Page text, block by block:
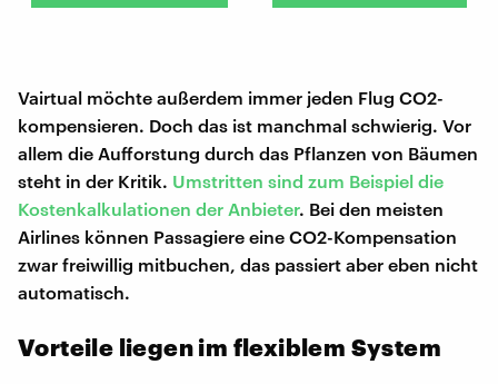
Vairtual möchte außerdem immer jeden Flug CO2-
kompensieren. Doch das ist manchmal schwierig. Vor
allem die Aufforstung durch das Pflanzen von Bäumen
steht in der Kritik. Umstritten sind zum Beispiel die
Kostenkalkulationen der Anbieter. Bei den meisten
Airlines können Passagiere eine CO2-Kompensation
zwar freiwillig mitbuchen, das passiert aber eben nicht
automatisch.
Vorteile liegen im flexiblem System